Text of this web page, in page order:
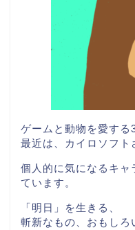
ゲームと動物を愛する
最近は、カイロソフト
個人的に気になるキャ
ています。
「明日」を生きる、
斬新なもの、おもしろ